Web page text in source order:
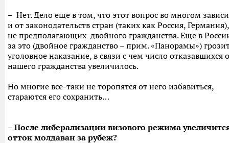
– Нет. Дело еще в том, что этот вопрос во многом
и от законодательств стран (таких как Россия, Германия),
не предполагающих двойного гражданства. Еще в
за это (двойное гражданство – прим. «Панорамы»)
уголовное наказание, в связи с чем число отказавшихся
нашего гражданства увеличилось.
Но многие все-таки не торопятся от него избавиться,
стараются его сохранить…
– После либерализации визового режима
отток молдаван за рубеж?